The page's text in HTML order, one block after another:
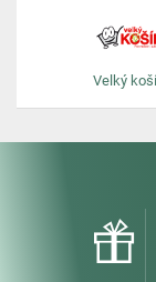
Velký